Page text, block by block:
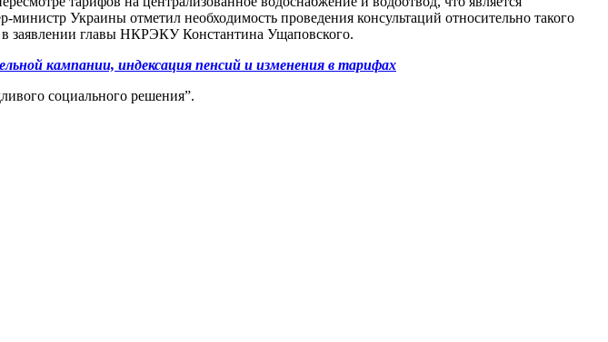
Украины отметил необходимость проведения консультаций относительно такого
в заявлении главы НКРЭКУ Константина Ущаповского.
кампании, индексация пенсий и изменения в тарифах
социального решения”.